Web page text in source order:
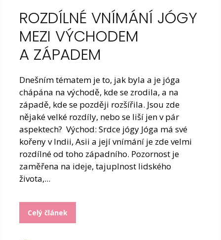
ROZDÍLNÉ VNÍMÁNÍ JÓGY
MEZI VÝCHODEM
A ZÁPADEM
Dnešním tématem je to, jak byla a je jóga
chápána na východě, kde se zrodila, a na
západě, kde se později rozšířila. Jsou zde
nějaké velké rozdíly, nebo se liší jen v pár
aspektech? Východ: Srdce jógy Jóga má své
kořeny v Indii, Asii a její vnímání je zde velmi
rozdílné od toho západního. Pozornost je
zaměřena na ideje, tajuplnost lidského
života,...
Celý článek